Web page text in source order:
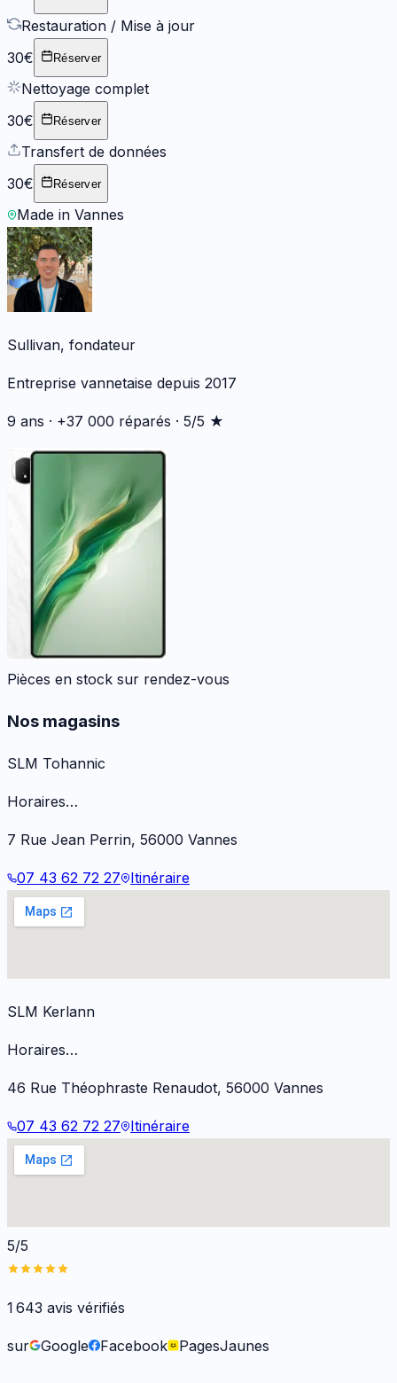
Restauration / Mise à jour
30€
Réserver
Nettoyage complet
30€
Réserver
Transfert de données
30€
Réserver
Made in Vannes
Sullivan, fondateur
Entreprise vannetaise depuis 2017
9 ans · +37 000 réparés · 5/5 ★
Pièces en stock sur rendez-vous
Nos magasins
SLM Tohannic
Horaires…
7 Rue Jean Perrin, 56000 Vannes
07 43 62 72 27 Itinéraire
SLM Kerlann
Horaires…
46 Rue Théophraste Renaudot, 56000 Vannes
07 43 62 72 27 Itinéraire
5/5
1 643 avis vérifiés
sur Google Facebook PagesJaunes